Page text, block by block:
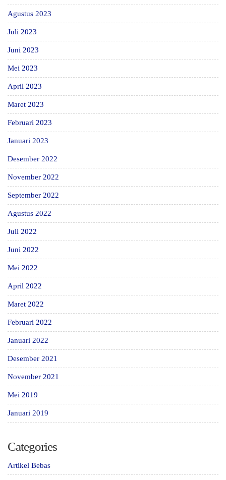
Agustus 2023
Juli 2023
Juni 2023
Mei 2023
April 2023
Maret 2023
Februari 2023
Januari 2023
Desember 2022
November 2022
September 2022
Agustus 2022
Juli 2022
Juni 2022
Mei 2022
April 2022
Maret 2022
Februari 2022
Januari 2022
Desember 2021
November 2021
Mei 2019
Januari 2019
Categories
Artikel Bebas